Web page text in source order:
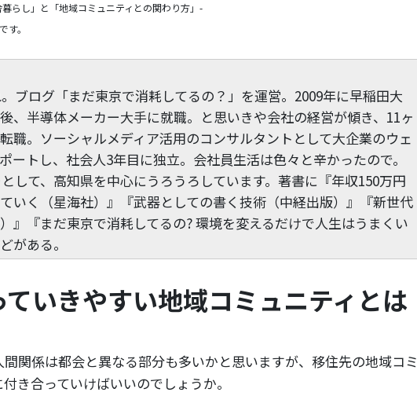
らし」と「地域コミュニティとの関わり方」-
す。
ブログ「まだ東京で消耗してるの？」を運営。2009年に早稲田大
、半導体メーカー大手に就職。と思いきや会社の経営が傾き、11ヶ
職。ソーシャルメディア活用のコンサルタントとして大企業のウェ
ートし、社会人3年目に独立。会社員生活は色々と辛かったので。
して、高知県を中心にうろうろしています。著書に『年収150万円
いく（星海社）』『武器としての書く技術（中経出版）』『新世代
』『まだ東京で消耗してるの? 環境を変えるだけで人生はうまくい
がある。
いきやすい地域コミュニティとは
関係は都会と異なる部分も多いかと思いますが、移住先の地域コミ
き合っていけばいいのでしょうか。